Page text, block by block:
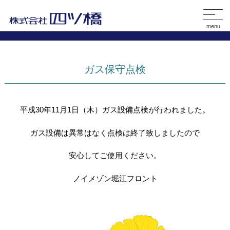
menu
ガス保守点検
平成30年11月1日（木）ガス設備点検が行われました 。
ガス設備は異常はなく点検は終了致しましたので
安心してご使用ください。
ノイメゾン堀江フロント